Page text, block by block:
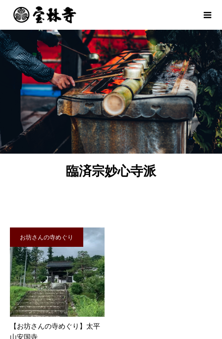
臨済宗妙心寺派
お坊さんの寺めぐり
【お坊さんの寺めぐり】太平
山安国寺